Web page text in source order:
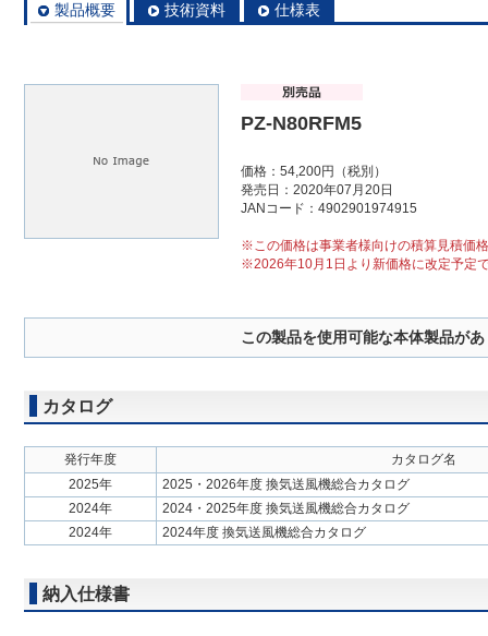
製品概要 技術資料 仕様表
PZ-N80RFM5
価格：54,200円（税別）
発売日：2020年07月20日
JANコード：4902901974915
※この価格は事業者様向けの積算見積価
※2026年10月1日より新価格に改定予定
この製品を使用可能な本体製品が
カタログ
発行年度
カタログ名
2025年
2025・2026年度 換気送風機総合カタログ
2024年
2024・2025年度 換気送風機総合カタログ
2024年
2024年度 換気送風機総合カタログ
納入仕様書